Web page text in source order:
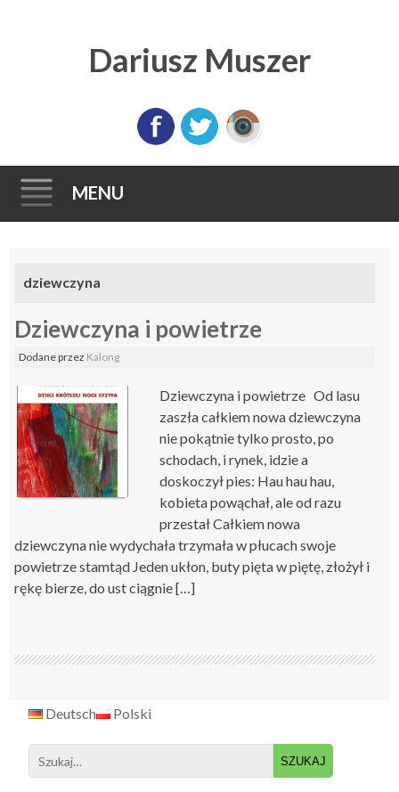
Dariusz Muszer
MENU
content
dziewczyna
​Dziewczyna i powietrze
Dodaneprzez Kalong
​Dziewczyna i powietrze Od lasu
zaszła całkiem nowa dziewczyna
nie pokątnie tylko prosto, po
schodach, i rynek, idzie a
doskoczył pies: Hau hau hau,
kobieta powąchał, ale od razu
przestał Całkiem nowa
dziewczyna nie wydychała trzymała w płucach swoje
powietrze stamtąd Jeden ukłon, buty pięta w piętę, złożył i
rękę bierze, do ust ciągnie […]
Deutsch Polski
Search
for: